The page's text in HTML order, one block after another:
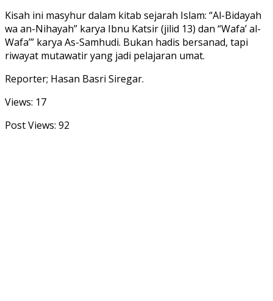
Kisah ini masyhur dalam kitab sejarah Islam: “Al-Bidayah
wa an-Nihayah” karya Ibnu Katsir (jilid 13) dan “Wafa’ al-
Wafa’” karya As-Samhudi. Bukan hadis bersanad, tapi
riwayat mutawatir yang jadi pelajaran umat.
Reporter; Hasan Basri Siregar.
Views: 17
Post Views: 92